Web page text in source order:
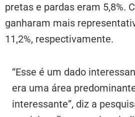
pretas e pardas eram 5,8%.
ganharam mais
11,2%, respectivamente.
“Esse é um dado
era uma área
interessante”, diz a